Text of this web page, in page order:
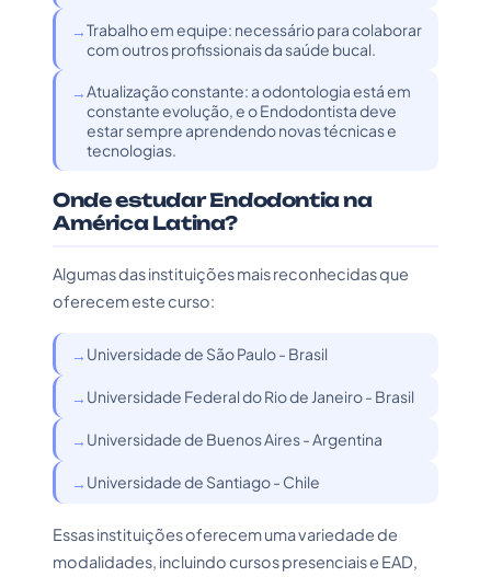
Trabalho em equipe: necessário para colaborar
com outros profissionais da saúde bucal.
Atualização constante: a odontologia está em
constante evolução, e o Endodontista deve
estar sempre aprendendo novas técnicas e
tecnologias.
Onde estudar Endodontia na
América Latina?
Algumas das instituições mais reconhecidas que
oferecem este curso:
Universidade de São Paulo - Brasil
Universidade Federal do Rio de Janeiro - Brasil
Universidade de Buenos Aires - Argentina
Universidade de Santiago - Chile
Essas instituições oferecem uma variedade de
modalidades, incluindo cursos presenciais e EAD,